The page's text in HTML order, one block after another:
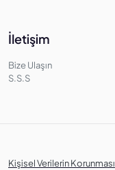
İletişim
Bize Ulaşın
S.S.S
Kişisel Verilerin Korunması